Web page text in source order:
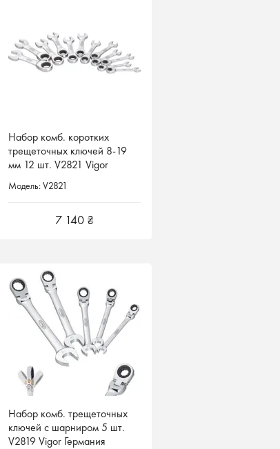
Набор комб. коротких
трещеточных ключей 8-19
мм 12 шт. V2821 Vigor
Модель: V2821
7 140 ₴
Набор комб. коротких
трещеточных ключей 8-19
мм 12 шт. V2821 Vigor
Модель: V2821
7 140 ₴
Набор комб. трещеточных
ключей с шарниром 5 шт.
V2819 Vigor Германия
Набор комб. трещеточных
ключей с шарниром 5 шт.
V2819 Vigor Германия